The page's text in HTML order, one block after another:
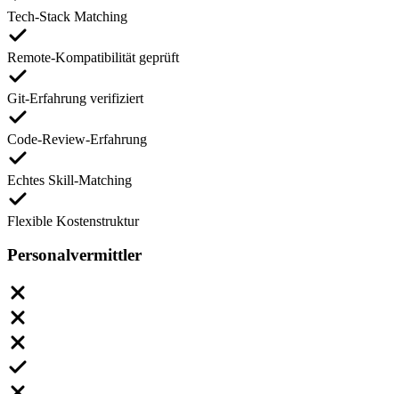
Tech-Stack Matching
Remote-Kompatibilität geprüft
Git-Erfahrung verifiziert
Code-Review-Erfahrung
Echtes Skill-Matching
Flexible Kostenstruktur
Personalvermittler